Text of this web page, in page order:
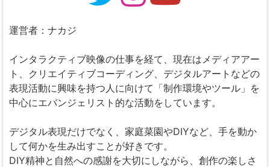
運営者：ナカジ
インタラクティブ映像の仕事を経て、現在はメディアアー
ト、クリエイティブコーディング、デジタルアートなどの
表現活動に興味を持つ人に向けて「制作環境やツール」を
中心にエバンジェリスト的な活動をしています。
デジタル表現だけでなく、家庭菜園やDIYなど、手を動か
して何かを生み出すことが好きです。
DIY精神と自然への感謝を大切にしながら、創作の楽しさ